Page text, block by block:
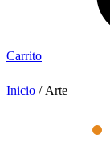
Carrito
Inicio / Arte